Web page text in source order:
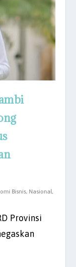
Bisnis, Nasional,
Provinsi